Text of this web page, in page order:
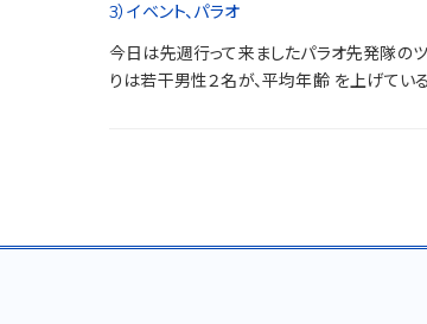
3）イベント、パラオ
今日は先週行って来ましたパラオ先発隊の
りは若干男性２名が、平均年齢 を上げている